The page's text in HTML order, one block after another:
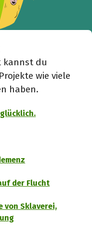
kannst du
wie viele
haben.
der Flucht
von Sklaverei,